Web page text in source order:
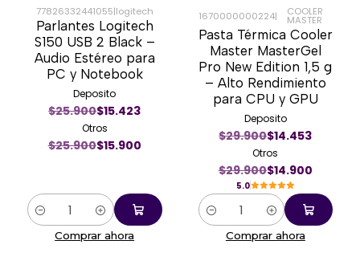
-39%
77826332441055|logitech
Parlantes Logitech
S150 USB 2 Black –
Audio Estéreo para
PC y Notebook
Deposito
$25.900$15.423
Otros
$25.900$15.900
Cantidad
Comprar ahora
-50%
1670000000224| COOLER
MASTER
Pasta Térmica Cooler
Master MasterGel
Pro New Edition 1,5 g
– Alto Rendimiento
para CPU y GPU
Deposito
$29.900$14.453
Otros
$29.900$14.900
5.0
Cantidad
Comprar ahora